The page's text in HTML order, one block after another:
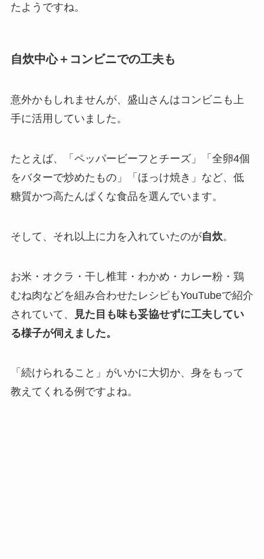
たようですね。
自炊中心＋コンビニでの工夫も
意外かもしれませんが、盛山さんはコンビニも上
手に活用していました。
たとえば、「ペッパービーフとチーズ」「全卵4個
をバターで炒めたもの」「ほっけ焼き」など、低
糖質かつ高たんぱくな食品を選んでいます。
そして、それ以上に力を入れていたのが自炊。
お米・オクラ・干し椎茸・わかめ・カレー粉・鶏
むね肉などを組み合わせたレシピもYouTubeで紹介
されていて、
見た目も味も妥協せずに工夫してい
る様子が伺えました。
「続けられること」がいかに大切か、身をもって
教えてくれる例ですよね。